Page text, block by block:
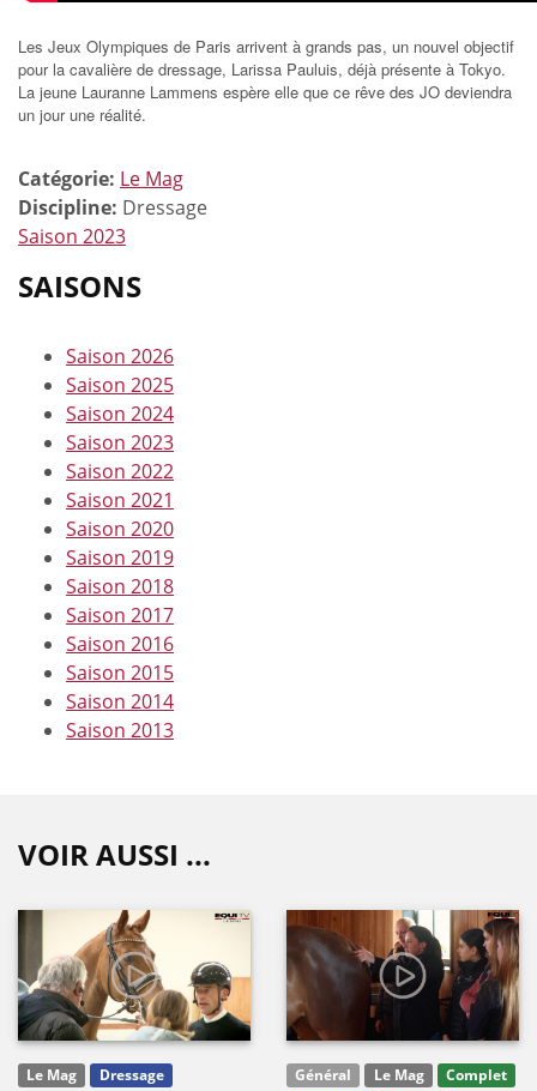
Les Jeux Olympiques de Paris arrivent à grands pas, un nouvel objectif
pour la cavalière de dressage, Larissa Pauluis, déjà présente à Tokyo.
La jeune Lauranne Lammens espère elle que ce rêve des JO deviendra
un jour une réalité.
Catégorie: Le Mag
Discipline: Dressage
Saison 2023
SAISONS
Saison 2026
Saison 2025
Saison 2024
Saison 2023
Saison 2022
Saison 2021
Saison 2020
Saison 2019
Saison 2018
Saison 2017
Saison 2016
Saison 2015
Saison 2014
Saison 2013
VOIR AUSSI ...
Le Mag Dressage Général Le Mag
Complet